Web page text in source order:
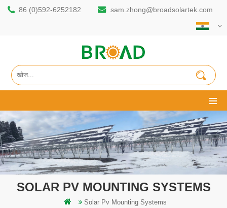
86 (0)592-6252182 sam.zhong@broadsolartek.com
SOLAR PV MOUNTING SYSTEMS
Solar Pv Mounting Systems